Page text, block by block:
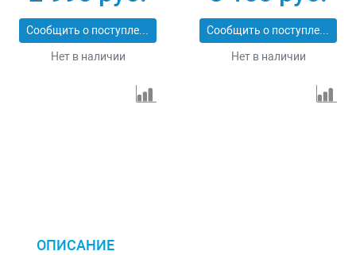
Сообщить о поступлении
Нет в наличии
Сообщить о поступлении
Нет в наличии
ОПИСАНИЕ